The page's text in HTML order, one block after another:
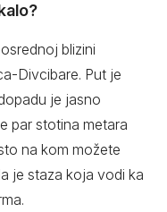
blizini
Divcibare. Put je
je jasno
par stotina metara
na kom možete
je staza koja vodi ka